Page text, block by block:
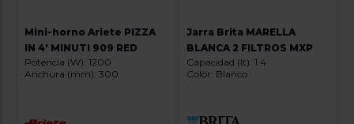
Mini-horno Ariete PIZZA
IN 4' MINUTI 909 RED
Potencia (W): 1200
Anchura (mm): 300
Jarra Brita MARELLA
BLANCA 2 FILTROS MXP
Capacidad (lt): 1.4
Color: Blanco